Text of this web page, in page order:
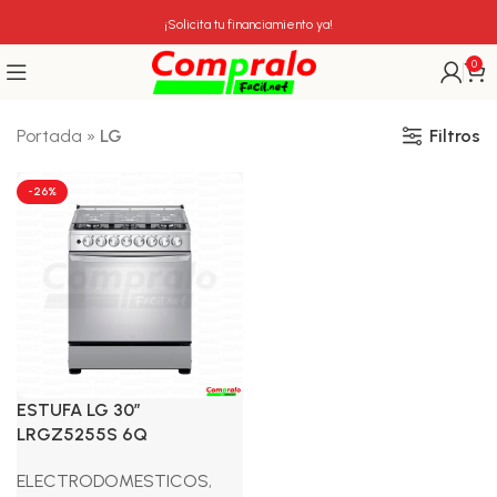
¡Solicita tu financiamiento ya!
0
Portada » LG Filtros
-26%
ESTUFA LG 30″
LRGZ5255S 6Q
ELECTRODOMESTICOS,